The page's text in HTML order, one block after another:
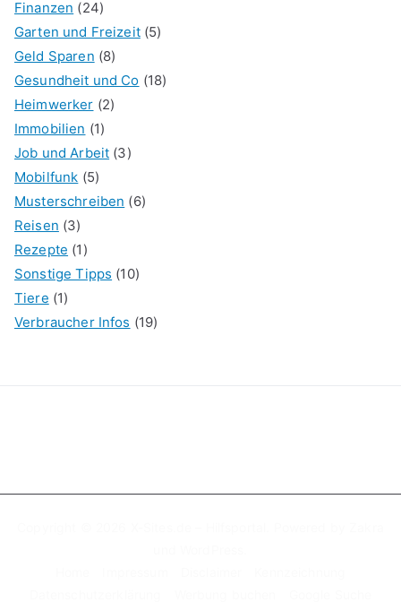
Finanzen (24)
Garten und Freizeit(5)
Geld Sparen (8)
Gesundheit und Co (18)
Heimwerker (2)
Immobilien (1)
Job und Arbeit (3)
Mobilfunk (5)
Musterschreiben (6)
Reisen (3)
Rezepte (1)
Sonstige Tipps (10)
Tiere (1)
Verbraucher Infos (19)